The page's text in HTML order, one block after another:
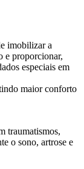
imobilizar a
e proporcionar,
especiais em
maior conforto
traumatismos,
o sono, artrose e